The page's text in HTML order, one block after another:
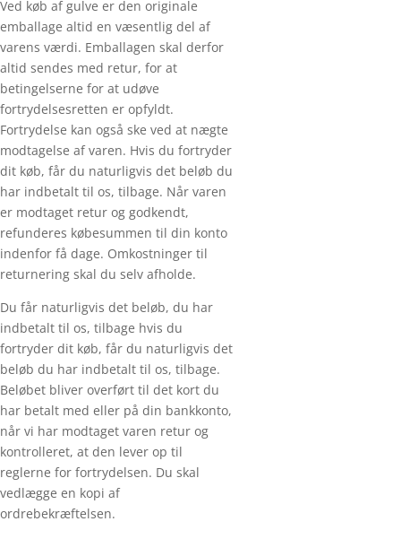
Ved køb af gulve er den originale
emballage altid en væsentlig del af
varens værdi. Emballagen skal derfor
altid sendes med retur, for at
betingelserne for at udøve
fortrydelsesretten er opfyldt.
Fortrydelse kan også ske ved at nægte
modtagelse af varen. Hvis du fortryder
dit køb, får du naturligvis det beløb du
har indbetalt til os, tilbage. Når varen
er modtaget retur og godkendt,
refunderes købesummen til din konto
indenfor få dage. Omkostninger til
returnering skal du selv afholde.
Du får naturligvis det beløb, du har
indbetalt til os, tilbage hvis du
fortryder dit køb, får du naturligvis det
beløb du har indbetalt til os, tilbage.
Beløbet bliver overført til det kort du
har betalt med eller på din bankkonto,
når vi har modtaget varen retur og
kontrolleret, at den lever op til
reglerne for fortrydelsen. Du skal
vedlægge en kopi af
ordrebekræftelsen.